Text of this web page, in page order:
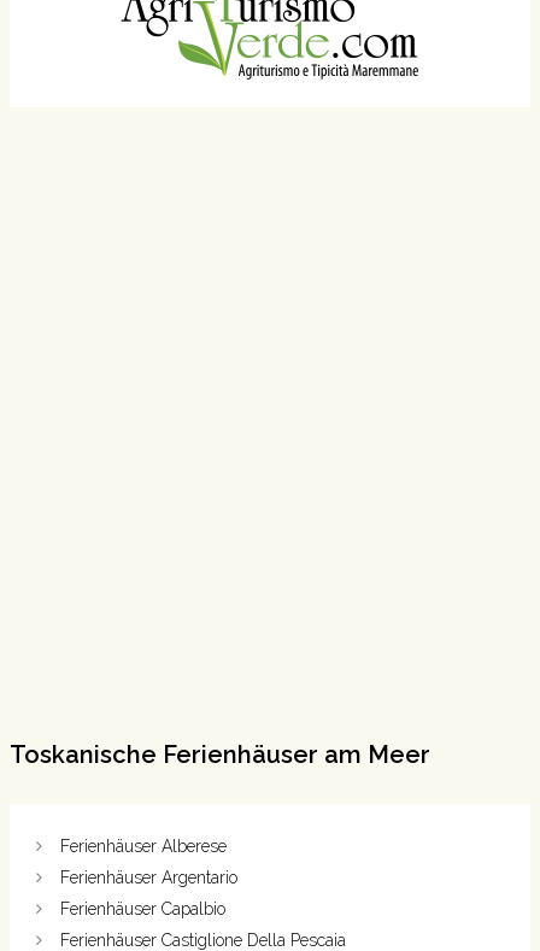
Toskanische Ferienhäuser am Meer
Ferienhäuser Alberese
Ferienhäuser Argentario
Ferienhäuser Capalbio
Ferienhäuser Castiglione Della Pescaia